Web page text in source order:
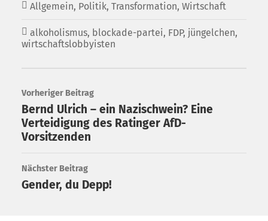
Allgemein, Politik, Transformation, Wirtschaft
alkoholismus, blockade-partei, FDP, jüngelchen,
wirtschaftslobbyisten
Vorheriger Beitrag
Bernd Ulrich – ein Nazischwein? Eine
Verteidigung des Ratinger AfD-
Vorsitzenden
Nächster Beitrag
Gender, du Depp!